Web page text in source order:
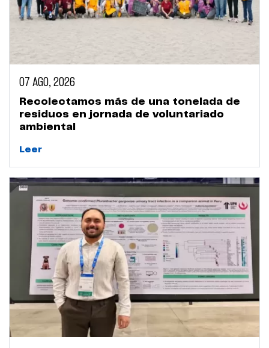
07 AGO, 2026
Recolectamos más de una tonelada de
residuos en jornada de voluntariado
ambiental
Leer